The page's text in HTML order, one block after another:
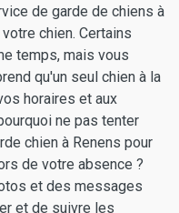
de garde de chiens à
chien. Certains
temps, mais vous
qu'un seul chien à la
horaires et aux
ne pas tenter
chien à Renens pour
de votre absence ?
et des messages
et de suivre les